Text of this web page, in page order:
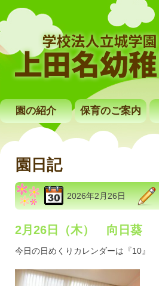
園の紹介 保育のご案内
園日記
2026年2月26日
2月26日（木） 向日葵
今日の日めくりカレンダーは『10』